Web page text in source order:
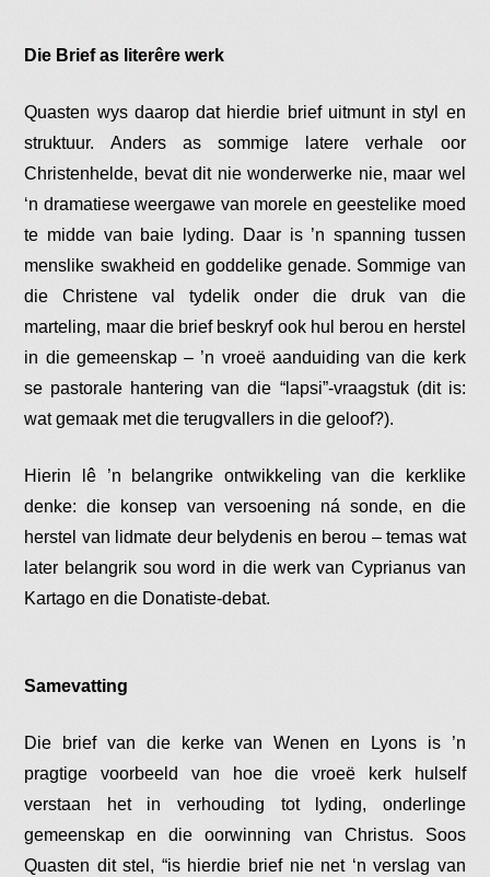
Die Brief as literêre werk
Quasten wys daarop dat hierdie brief uitmunt in styl en
struktuur. Anders as sommige latere verhale oor
Christenhelde, bevat dit nie wonderwerke nie, maar wel
‘n dramatiese weergawe van morele en geestelike moed
te midde van baie lyding. Daar is ’n spanning tussen
menslike swakheid en goddelike genade. Sommige van
die Christene val tydelik onder die druk van die
marteling, maar die brief beskryf ook hul berou en herstel
in die gemeenskap – ’n vroeë aanduiding van die kerk
se pastorale hantering van die “lapsi”-vraagstuk (dit is:
wat gemaak met die terugvallers in die geloof?).
Hierin lê ’n belangrike ontwikkeling van die kerklike
denke: die konsep van versoening ná sonde, en die
herstel van lidmate deur belydenis en berou – temas wat
later belangrik sou word in die werk van Cyprianus van
Kartago en die Donatiste-debat.
Samevatting
Die brief van die kerke van Wenen en Lyons is ’n
pragtige voorbeeld van hoe die vroeë kerk hulself
verstaan het in verhouding tot lyding, onderlinge
gemeenskap en die oorwinning van Christus. Soos
Quasten dit stel, “is hierdie brief nie net ‘n verslag van